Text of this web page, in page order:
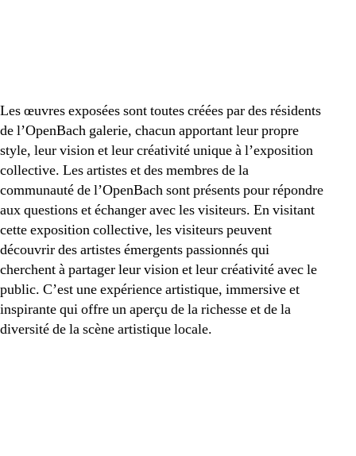
Les œuvres exposées sont toutes créées par des résidents
de l’OpenBach galerie, chacun apportant leur propre
style, leur vision et leur créativité unique à l’exposition
collective. Les artistes et des membres de la
communauté de l’OpenBach sont présents pour répondre
aux questions et échanger avec les visiteurs. En visitant
cette exposition collective, les visiteurs peuvent
découvrir des artistes émergents passionnés qui
cherchent à partager leur vision et leur créativité avec le
public. C’est une expérience artistique, immersive et
inspirante qui offre un aperçu de la richesse et de la
diversité de la scène artistique locale.